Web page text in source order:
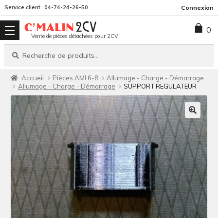
la
navigation
contenu
Service client 04-74-24-26-50 Connexion
Vente de pièces détachées pour 2CV
Recherche
Recherche
0
Accueil Pièces AMI 6-8
Allumage - Charge - Démarrage
Allumage - Charge - Démarrage
SUPPORT REGULATEUR